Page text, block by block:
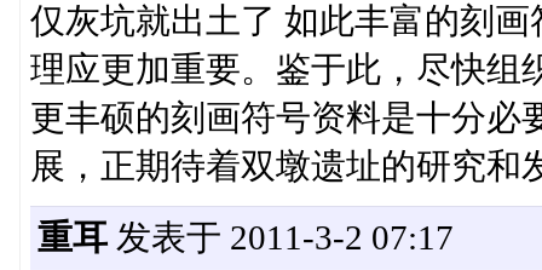
仅灰坑就出土了 如此丰富的刻
理应更加重要。鉴于此，尽快组
更丰硕的刻画符号资料是十分必
展，正期待着双墩遗址的研究和
重耳发表于 2011-3-2 07:17